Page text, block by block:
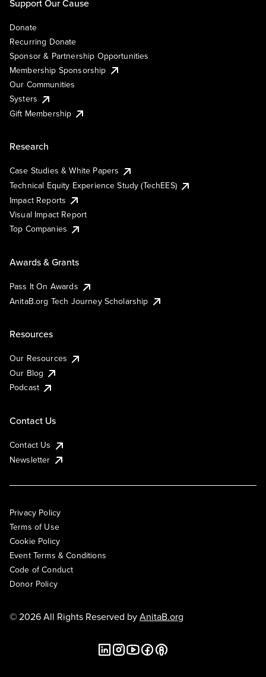
Support Our Cause
Donate
Recurring Donate
Sponsor & Partnership Opportunities
Membership Sponsorship
Our Communities
Systers
Gift Membership
Research
Case Studies & White Papers
Technical Equity Experience Study (TechEES)
Impact Reports
Visual Impact Report
Top Companies
Awards & Grants
Pass It On Awards
AnitaB.org Tech Journey Scholarship
Resources
Our Resources
Our Blog
Podcast
Contact Us
Contact Us
Newsletter
Privacy Policy
Terms of Use
Cookie Policy
Event Terms & Conditions
Code of Conduct
Donor Policy
© 2026 All Rights Reserved byAnitaB.org